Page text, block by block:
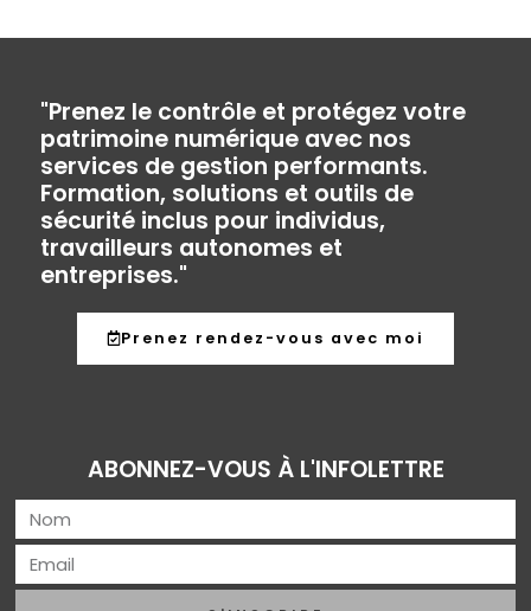
"Prenez le contrôle et protégez votre
patrimoine numérique avec nos
services de gestion performants.
Formation, solutions et outils de
sécurité inclus pour individus,
travailleurs autonomes et
entreprises."
Prenez rendez-vous avec moi
ABONNEZ-VOUS À L'INFOLETTRE